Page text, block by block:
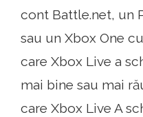
cont Battle.net, un
sau un Xbox One
care Xbox Live a
mai bine sau mai
care Xbox Live A